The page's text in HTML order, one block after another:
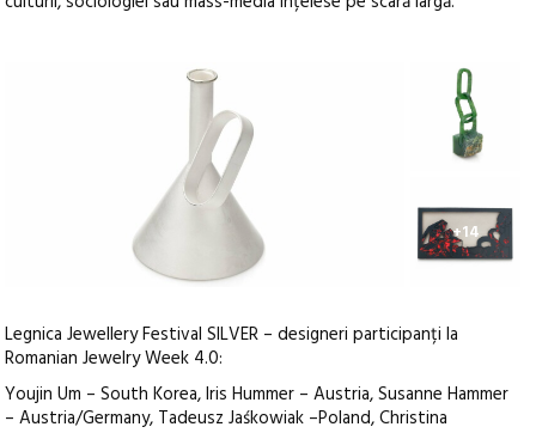
+14
Legnica Jewellery Festival SILVER – designeri participanți la
Romanian Jewelry Week 4.0:
Youjin Um – South Korea, Iris Hummer – Austria, Susanne Hammer
– Austria/Germany, Tadeusz Jaśkowiak –Poland, Christina